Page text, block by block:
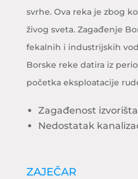
svrhe. Ova reka je zbog
živog sveta. Zagađenje
fekalnih i industrijskih
Borske reke datira iz
početka eksploatacije
Zagađenost
Nedostatak
ZAJEČAR